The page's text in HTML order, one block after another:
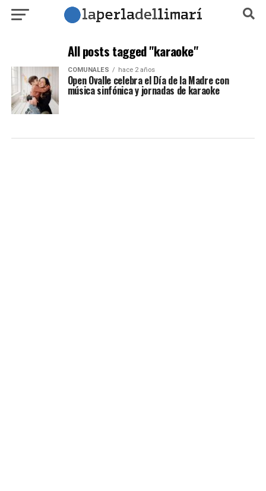
All posts tagged "karaoke"
COMUNALES hace 2 años
Open Ovalle celebra el Día de la Madre con
música sinfónica y jornadas de karaoke